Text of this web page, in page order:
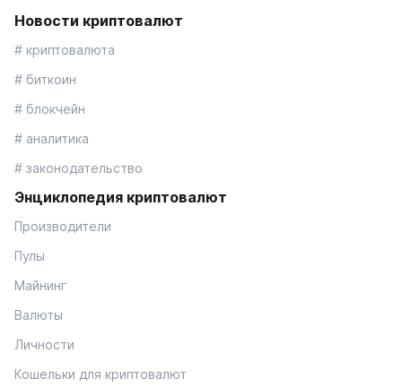
Новости криптовалют
# криптовалюта
# биткоин
# блокчейн
# аналитика
# законодательство
Энциклопедия криптовалют
Производители
Пулы
Майнинг
Валюты
Личности
Кошельки для криптовалют